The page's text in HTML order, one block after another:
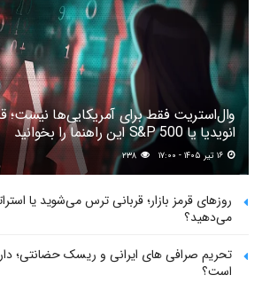
وال‌استریت فقط برای آمریکایی‌ها نیست؛
انویدیا یا S&P 500 این راهنما را بخوانید
۲۳۸
روزهای قرمز بازار؛ قربانی ترس می‌شوید یا
می‌دهید؟
تحریم صرافی های ایرانی و ریسک حضانتی؛
است؟